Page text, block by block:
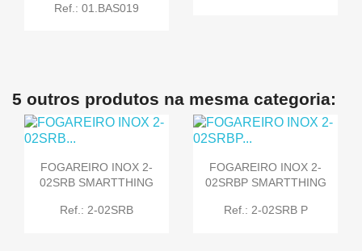
Ref.: 01.BAS019
5 outros produtos na mesma categoria:
FOGAREIRO INOX 2-
02SRB SMARTTHING
Ref.: 2-02SRB
FOGAREIRO INOX 2-
02SRBP SMARTTHING
Ref.: 2-02SRB P